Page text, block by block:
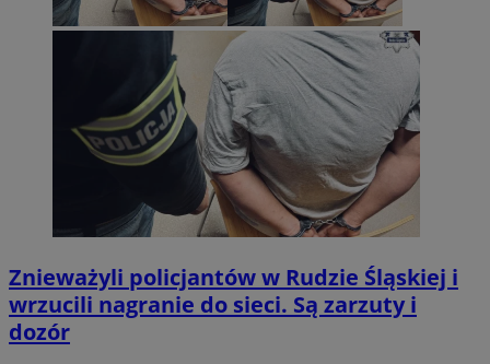
Znieważyli policjantów w Rudzie Śląskiej i
wrzucili nagranie do sieci. Są zarzuty i
dozór